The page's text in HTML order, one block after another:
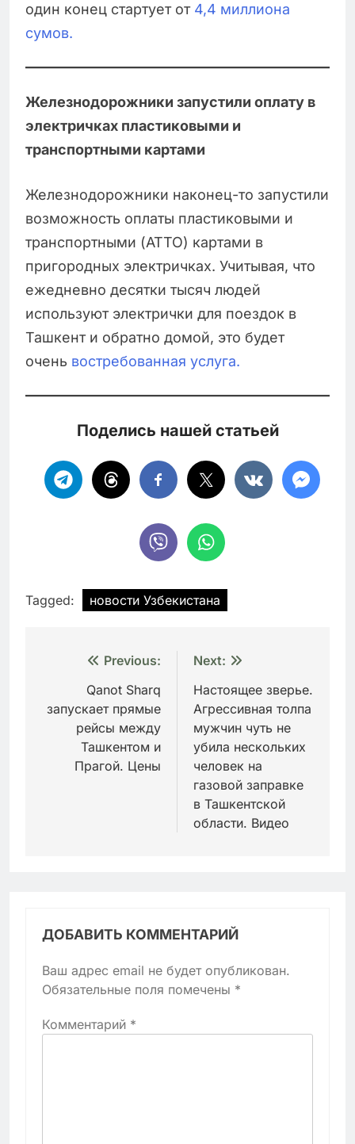
один конец стартует от 4,4 миллиона
сумов.
Железнодорожники запустили оплату в
электричках пластиковыми и
транспортными картами
Железнодорожники наконец-то запустили
возможность оплаты пластиковыми и
транспортными (АТТО) картами в
пригородных электричках. Учитывая, что
ежедневно десятки тысяч людей
используют электрички для поездок в
Ташкент и обратно домой, это будет
очень востребованная услуга.
Поделись нашей статьей
Tagged: новости Узбекистана
Навигация
записям
Previous:
Qanot Sharq
запускает прямые
рейсы между
Ташкентом и
Прагой. Цены
Next:
Настоящее зверье.
Агрессивная толпа
мужчин чуть не
убила нескольких
человек на
газовой заправке
в Ташкентской
области. Видео
ДОБАВИТЬ КОММЕНТАРИЙ
Ваш адрес email не будет опубликован.
Обязательные поля помечены *
Комментарий *